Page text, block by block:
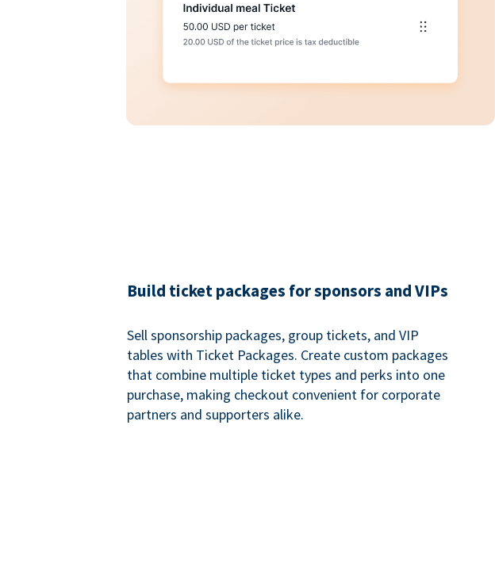
Build ticket packages for sponsors and VIPs
Sell sponsorship packages, group tickets, and VIP
tables with Ticket Packages. Create custom packages
that combine multiple ticket types and perks into one
purchase, making checkout convenient for corporate
partners and supporters alike.